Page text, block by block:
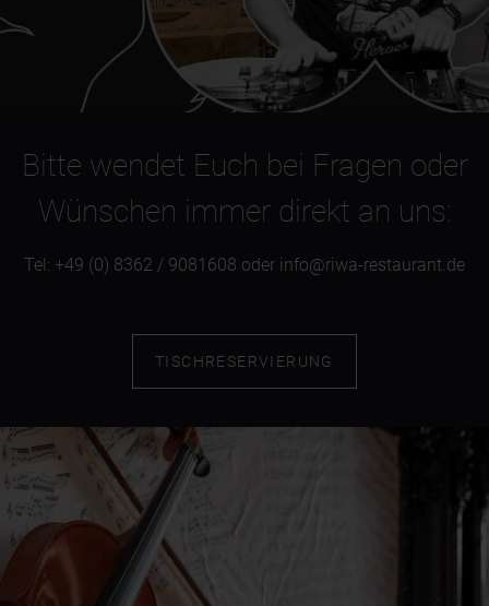
Bitte wendet Euch bei Fragen oder
Wünschen immer direkt an uns:
Tel: +49 (0) 8362 / 9081608 oder info@riwa-restaurant.de
TISCHRESERVIERUNG